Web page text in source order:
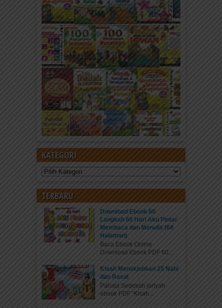
KATEGORI
Kategori
TERBARU
Download Ebook 60
Langkah 60 Hari Aku Pintar
Membaca dan Menulis (64
Halaman)
Baca Ebook Online
Download Ebook PDF 60...
Kisah Menakjubkan 25 Nabi
dan Rasul
Pahala Sedekah jariyah
ebook PDF “Kisah...